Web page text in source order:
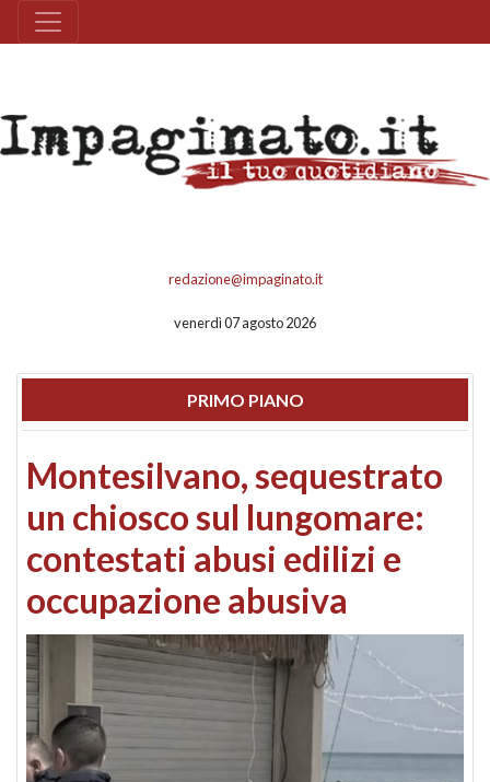
redazione@impaginato.it
venerdì 07 agosto 2026
PRIMO PIANO
Montesilvano, sequestrato
un chiosco sul lungomare:
contestati abusi edilizi e
occupazione abusiva